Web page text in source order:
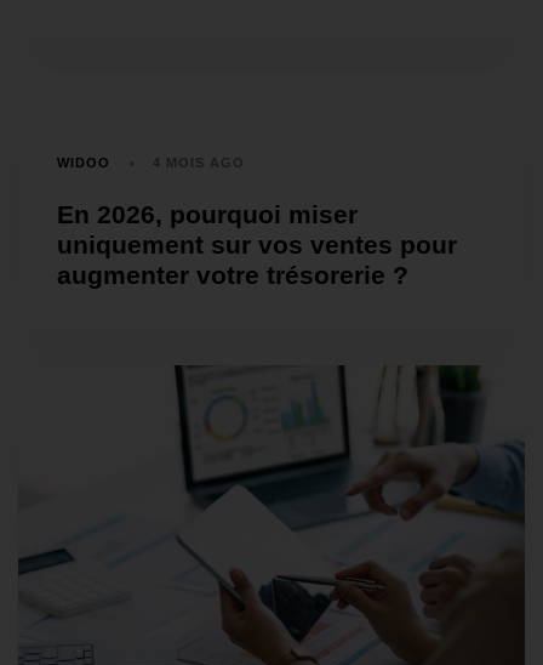
WIDOO 4 MOIS AGO
En 2026, pourquoi miser
uniquement sur vos ventes pour
augmenter votre trésorerie ?